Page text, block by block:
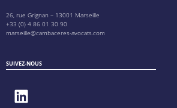
26, rue Grignan – 13001 Marseille
+33 (0) 4 86 01 30 90
marseille@cambaceres-avocats.com
SUIVEZ-NOUS